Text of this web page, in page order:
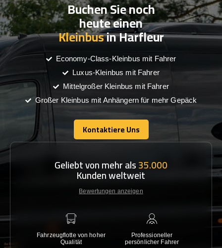
Buchen Sie noch
heute einen
Kleinbusin Harfleur
Economy-Class-Kleinbus mit Fahrer
Luxus-Kleinbus mit Fahrer
Mittelgroßer Kleinbus mit Fahrer
Großer Kleinbus mit Anhängern für mehr Gepäck
Kontaktiere Uns
Kontaktiere Uns
Geliebt von mehr als35.000
Kunden weltweit
Bewertungen anzeigen
Fahrzeugflotte von hoher
Qualität
Professioneller
persönlicher Fahrer